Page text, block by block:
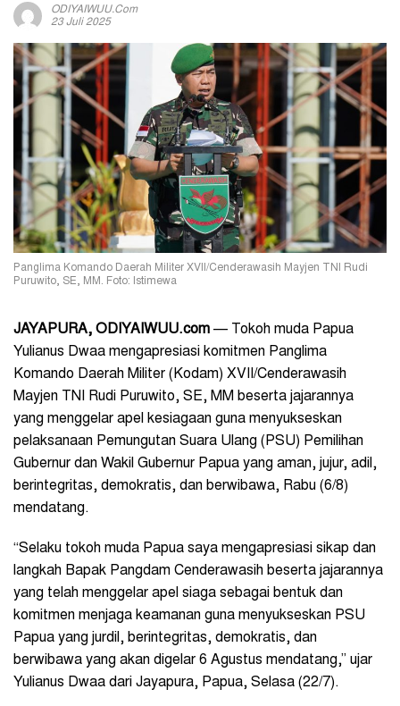
ODIYAIWUU.com
23 Juli 2025
Panglima Komando Daerah Militer XVII/Cenderawasih Mayjen TNI Rudi
Puruwito, SE, MM. Foto: Istimewa
JAYAPURA, ODIYAIWUU.com — Tokoh muda Papua
Yulianus Dwaa mengapresiasi komitmen Panglima
Komando Daerah Militer (Kodam) XVII/Cenderawasih
Mayjen TNI Rudi Puruwito, SE, MM beserta jajarannya
yang menggelar apel kesiagaan guna menyukseskan
pelaksanaan Pemungutan Suara Ulang (PSU) Pemilihan
Gubernur dan Wakil Gubernur Papua yang aman, jujur, adil,
berintegritas, demokratis, dan berwibawa, Rabu (6/8)
mendatang.
“Selaku tokoh muda Papua saya mengapresiasi sikap dan
langkah Bapak Pangdam Cenderawasih beserta jajarannya
yang telah menggelar apel siaga sebagai bentuk dan
komitmen menjaga keamanan guna menyukseskan PSU
Papua yang jurdil, berintegritas, demokratis, dan
berwibawa yang akan digelar 6 Agustus mendatang,” ujar
Yulianus Dwaa dari Jayapura, Papua, Selasa (22/7).